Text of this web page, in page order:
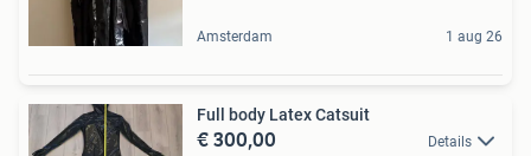
Amsterdam 1 aug 26
Full body Latex Catsuit
€ 300,00 Details